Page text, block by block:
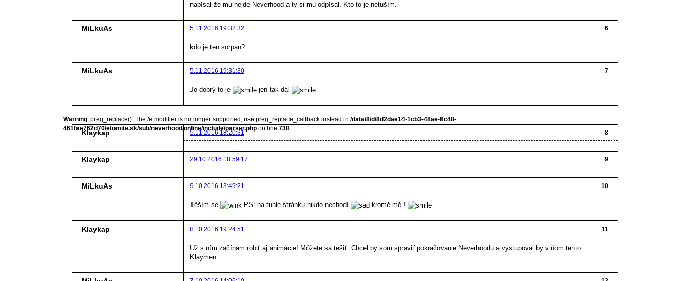
napísal že mu nejde Neverhood a ty si mu odpísal. Kto to je netuším.
6
MiLkuAs 5.11.2016 19:32:32
kdo je ten sorpan?
7
MiLkuAs 5.11.2016 19:31:30
Jo dobrý to je jen tak dál
Warning: preg_replace(): The /e modifier is no longer supported, use preg_replace_callback instead in /data/8/d/8d2dae14-1cb3-48ae-8c48-
461fae762d70/etomite.sk/sub/neverhood/online/include/parser.php on line 738
8
Klaykap 5.11.2016 18:20:31
9
Klaykap 29.10.2016 18:59:17
10
MiLkuAs 9.10.2016 13:49:21
Těším se PS: na tuhle stránku nikdo nechodí kromě mě !
11
Klaykap 8.10.2016 19:24:51
Už s ním začínam robiť aj animácie! Môžete sa tešiť. Chcel by som spraviť pokračovanie Neverhoodu a vystupoval by v ňom tento
Klaymen.